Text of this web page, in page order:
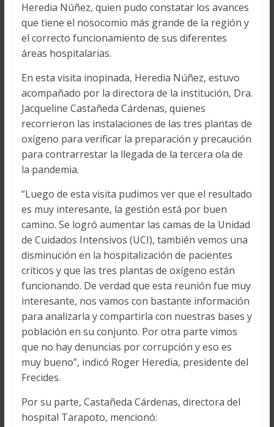
Heredia Núñez, quien pudo constatar los avances
que tiene el nosocomio más grande de la región y
el correcto funcionamiento de sus diferentes
áreas hospitalarias.
En esta visita inopinada, Heredia Núñez, estuvo
acompañado por la directora de la institución, Dra.
Jacqueline Castañeda Cárdenas, quienes
recorrieron las instalaciones de las tres plantas de
oxígeno para verificar la preparación y precaución
para contrarrestar la llegada de la tercera ola de
la pandemia.
“Luego de esta visita pudimos ver que el resultado
es muy interesante, la gestión está por buen
camino. Se logró aumentar las camas de la Unidad
de Cuidados Intensivos (UCI), también vemos una
disminución en la hospitalización de pacientes
críticos y que las tres plantas de oxígeno están
funcionando. De verdad que esta reunión fue muy
interesante, nos vamos con bastante información
para analizarla y compartirla con nuestras bases y
población en su conjunto. Por otra parte vimos
que no hay denuncias por corrupción y eso es
muy bueno”, indicó Roger Heredia, presidente del
Frecides.
Por su parte, Castañeda Cárdenas, directora del
hospital Tarapoto, mencionó: